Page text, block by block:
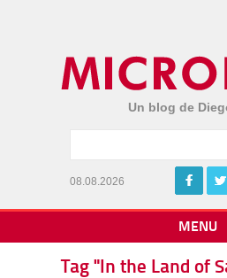
Un blog de
08.08.2026
MENU
Tag "In the Land of